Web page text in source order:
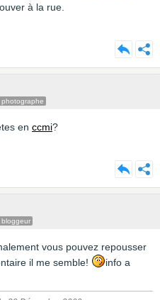
à la rue.
en ccmi?
bloggeur
vous pouvez repousser
il me semble!
info a